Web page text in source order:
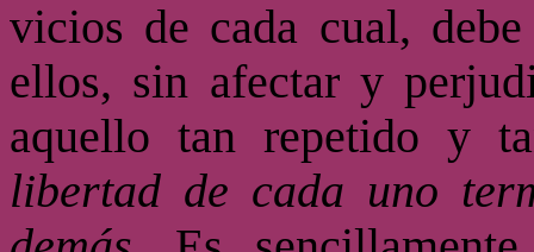
vicios de cada cual,
ellos, sin afectar y
aquello tan repetido y
libertad de cada uno